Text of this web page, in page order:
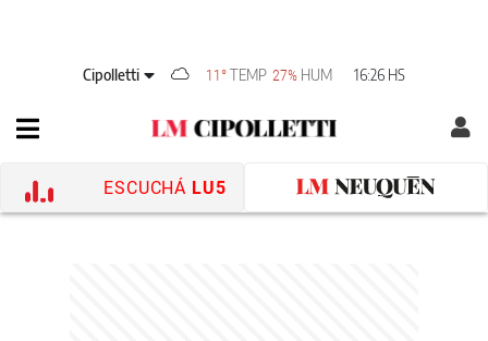
Cipolletti 11° TEMP 27% HUM 16:26 HS
ESCUCHÁ LU5